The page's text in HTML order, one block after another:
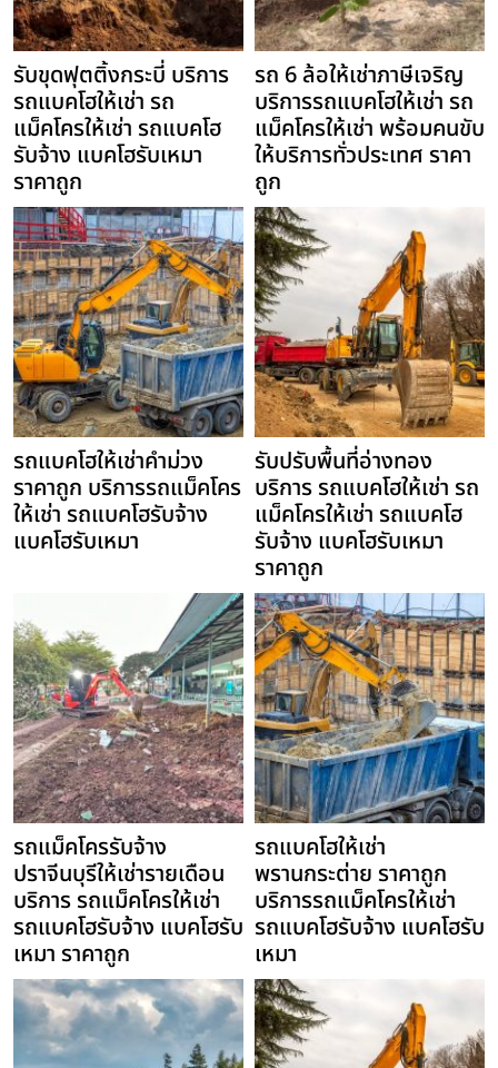
รับขุดฟุตติ้งกระบี่ บริการ
รถแบคโฮให้เช่า รถ
แม็คโครให้เช่า รถแบคโฮ
รับจ้าง แบคโฮรับเหมา
ราคาถูก
รถ 6 ล้อให้เช่าภาษีเจริญ
บริการรถแบคโฮให้เช่า รถ
แม็คโครให้เช่า พร้อมคนขับ
ให้บริการทั่วประเทศ ราคา
ถูก
รถแบคโฮให้เช่าคำม่วง
ราคาถูก บริการรถแม็คโคร
ให้เช่า รถแบคโฮรับจ้าง
แบคโฮรับเหมา
รับปรับพื้นที่อ่างทอง
บริการ รถแบคโฮให้เช่า รถ
แม็คโครให้เช่า รถแบคโฮ
รับจ้าง แบคโฮรับเหมา
ราคาถูก
รถแม็คโครรับจ้าง
ปราจีนบุรีให้เช่ารายเดือน
บริการ รถแม็คโครให้เช่า
รถแบคโฮรับจ้าง แบคโฮรับ
เหมา ราคาถูก
รถแบคโฮให้เช่า
พรานกระต่าย ราคาถูก
บริการรถแม็คโครให้เช่า
รถแบคโฮรับจ้าง แบคโฮรับ
เหมา